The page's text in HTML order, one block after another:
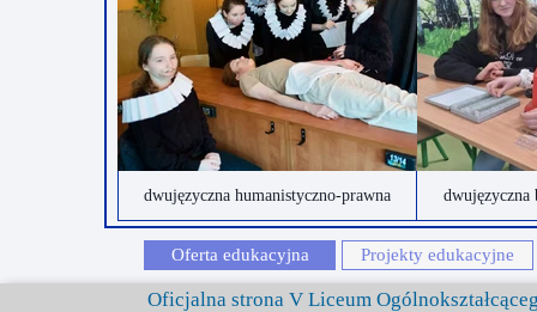
dwujęzyczna
dwujęzyczna humanistyczno-prawna
Projekty edukacyjne
Oferta edukacyjna
Oficjalna strona V Liceum